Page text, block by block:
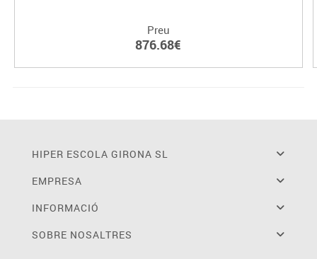
Preu
876.68€
HIPER ESCOLA GIRONA SL
EMPRESA
INFORMACIÓ
SOBRE NOSALTRES